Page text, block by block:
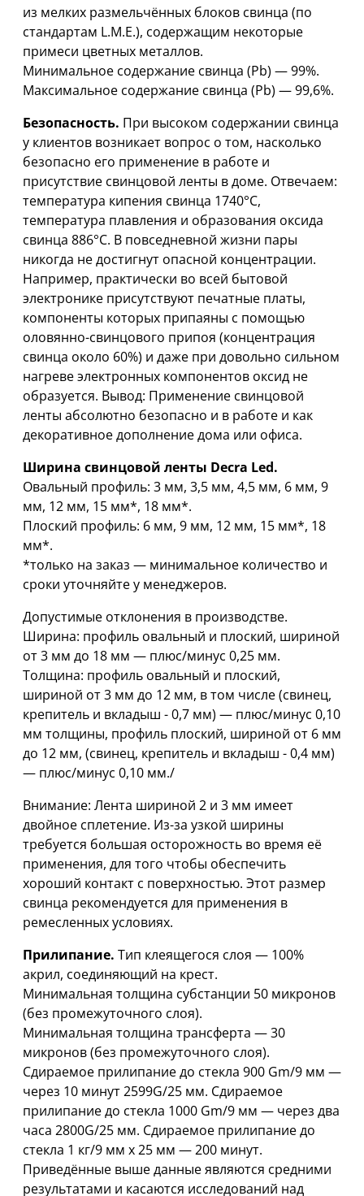
из мелких размельчённых блоков свинца (по
стандартам L.M.E.), содержащим некоторые
примеси цветных металлов.
Минимальное содержание свинца (Pb) — 99%.
Максимальное содержание свинца (Pb) — 99,6%.
Безопасность. При высоком содержании свинца
у клиентов возникает вопрос о том, насколько
безопасно его применение в работе и
присутствие свинцовой ленты в доме. Отвечаем:
температура кипения свинца 1740°С,
температура плавления и образования оксида
свинца 886°С. В повседневной жизни пары
никогда не достигнут опасной концентрации.
Например, практически во всей бытовой
электронике присутствуют печатные платы,
компоненты которых припаяны с помощью
оловянно-свинцового припоя (концентрация
свинца около 60%) и даже при довольно сильном
нагреве электронных компонентов оксид не
образуется. Вывод: Применение свинцовой
ленты абсолютно безопасно и в работе и как
декоративное дополнение дома или офиса.
Ширина свинцовой ленты Decra Led.
Овальный профиль: 3 мм, 3,5 мм, 4,5 мм, 6 мм, 9
мм, 12 мм, 15 мм*, 18 мм*.
Плоский профиль: 6 мм, 9 мм, 12 мм, 15 мм*, 18
мм*.
*только на заказ — минимальное количество и
сроки уточняйте у менеджеров.
Допустимые отклонения в производстве.
Ширина: профиль овальный и плоский, шириной
oт 3 мм дo 18 мм — плюс/минус 0,25 мм.
Толщина: профиль овальный и плоский,
шириной oт 3 мм дo 12 мм, в том числе (свинец,
крепитель и вкладыш - 0,7 мм) — плюс/минус 0,10
мм толщины, профиль плоский, шириной от 6 мм
дo 12 мм, (свинец, крепитель и вкладыш - 0,4 мм)
— плюс/минус 0,10 мм./
Внимание: Лента шириной 2 и 3 мм имеет
двойное сплетение. Из-за узкой ширины
требуется большая осторожность во время её
применения, для того чтобы обеспечить
хороший контакт с поверхностью. Этот размер
свинца рекомендуется для применения в
ремесленных условиях.
Прилипание. Тип клеящегося слоя — 100%
акрил, соединяющий на крест.
Минимальная толщина субстанции 50 микронов
(без промежуточного слоя).
Минимальная толщина трансферта — 30
микронов (без промежуточного слоя).
Сдираемое прилипание до стекла 900 Gm/9 мм —
через 10 минут 2599G/25 мм. Сдираемое
прилипание до стекла 1000 Gm/9 мм — через два
часа 2800G/25 мм. Сдираемое прилипание до
стекла 1 кг/9 мм x 25 мм — 200 минут.
Приведённые выше данные являются средними
результатами и касаются исследований над